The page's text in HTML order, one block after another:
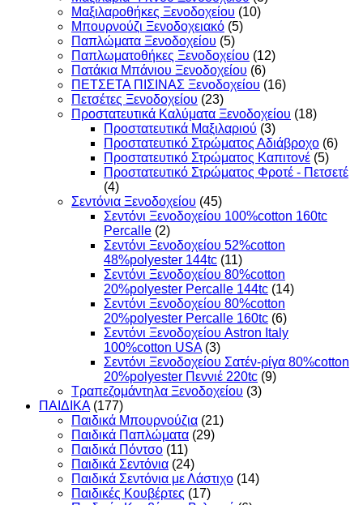
Μαξιλαροθήκες Ξενοδοχείου (10)
Μπουρνούζι Ξενοδοχειακό (5)
Παπλώματα Ξενοδοχείου (5)
Παπλωματοθήκες Ξενοδοχείου (12)
Πατάκια Μπάνιου Ξενοδοχείου (6)
ΠΕΤΣΕΤΑ ΠΙΣΙΝΑΣ Ξενοδοχείου (16)
Πετσέτες Ξενοδοχείου (23)
Προστατευτικά Καλύματα Ξενοδοχείου (18)
Προστατευτικά Μαξιλαριού (3)
Προστατευτικό Στρώματος Αδιάβροχο (6)
Προστατευτικό Στρώματος Καπιτονέ (5)
Προστατευτικό Στρώματος Φροτέ - Πετσετέ
(4)
Σεντόνια Ξενοδοχείου (45)
Σεντόνι Ξενοδοχείου 100%cotton 160tc
Percalle (2)
Σεντόνι Ξενοδοχείου 52%cotton
48%polyester 144tc (11)
Σεντόνι Ξενοδοχείου 80%cotton
20%polyester Percalle 144tc (14)
Σεντόνι Ξενοδοχείου 80%cotton
20%polyester Percalle 160tc (6)
Σεντόνι Ξενοδοχείου Astron Italy
100%cotton USA (3)
Σεντόνι Ξενοδοχείου Σατέν-ρίγα 80%cotton
20%polyester Πεννιέ 220tc (9)
Τραπεζομάντηλα Ξενοδοχείου (3)
ΠΑΙΔΙΚΑ (177)
Παιδικά Μπουρνούζια (21)
Παιδικά Παπλώματα (29)
Παιδικά Πόντσο (11)
Παιδικά Σεντόνια (24)
Παιδικά Σεντόνια με Λάστιχο (14)
Παιδικές Κουβέρτες (17)